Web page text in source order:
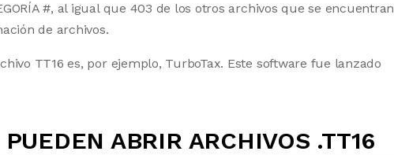
#, al igual que 403 de los otros archivos que se encuentran
de archivos.
TT16 es, por ejemplo, TurboTax. Este software fue lanzado
ABRIR ARCHIVOS .TT16